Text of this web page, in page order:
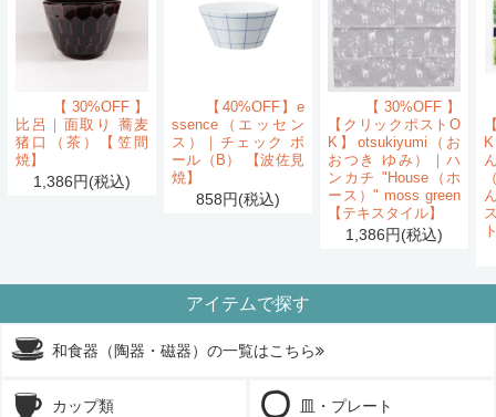
【30%OFF】
比呂｜面取り 蕎麦
猪口（茶）【笠間
焼】
1,386円(税込)
【40%OFF】e
ssence（エッセン
ス）｜チェック ボ
ール（B） 【波佐見
焼】
858円(税込)
【30%OFF】
【クリックポストO
K】otsukiyumi（お
おつき ゆみ）｜ハ
ンカチ "House（ホ
ース）" moss green
【テキスタイル】
1,386円(税込)
アイテムで探す
和食器（陶器・磁器）の一覧はこちら
カップ類 皿・プレート